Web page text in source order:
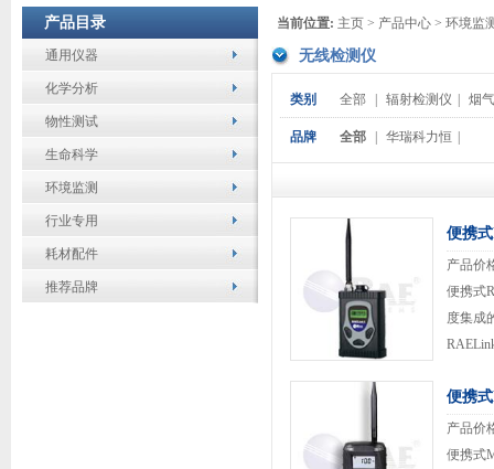
产品目录
通用仪器
化学分析
物性测试
生命科学
环境监测
行业专用
耗材配件
推荐品牌
当前位置: 主页 > 产品中心 > 环境监
无线检测仪
类别 全部 辐射检测仪 烟
品牌 全部 华瑞科力恒
便携
产品价
便携式
度集成
的通信
便携
产品价
便携式